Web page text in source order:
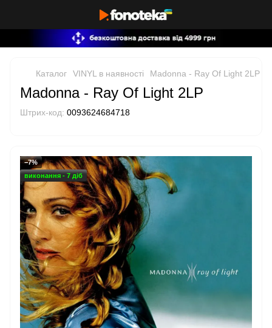
Каталог VINYL в наявності Madonna - Ray Of Light 2LP
Madonna - Ray Of Light 2LP
Штрих-код: 0093624684718
−7%
виконання - 7 діб